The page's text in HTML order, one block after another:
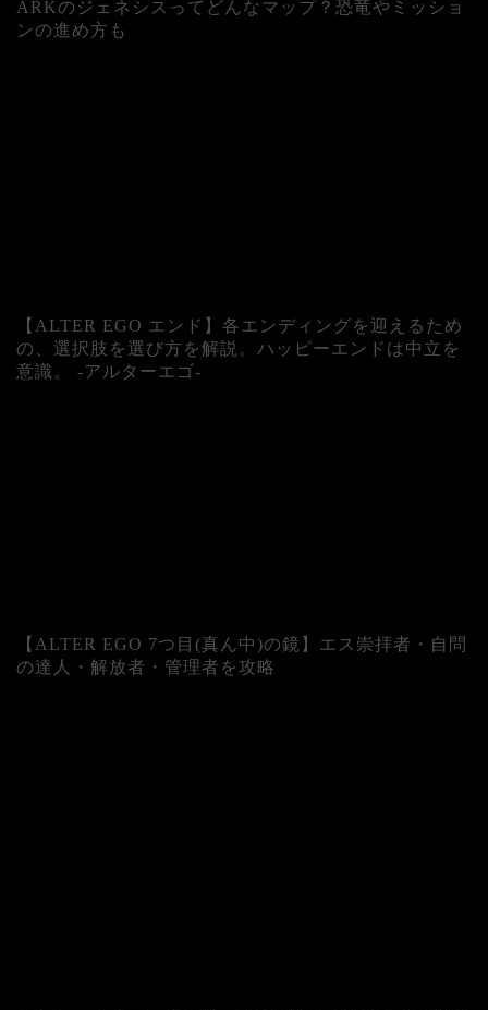
ARKのジェネシスってどんなマップ？恐竜やミッショ
ンの進め方も
【ALTER EGO エンド】各エンディングを迎えるため
の、選択肢を選び方を解説。ハッピーエンドは中立を
意識。 -アルターエゴ-
【ALTER EGO 7つ目(真ん中)の鏡】エス崇拝者・自問
の達人・解放者・管理者を攻略